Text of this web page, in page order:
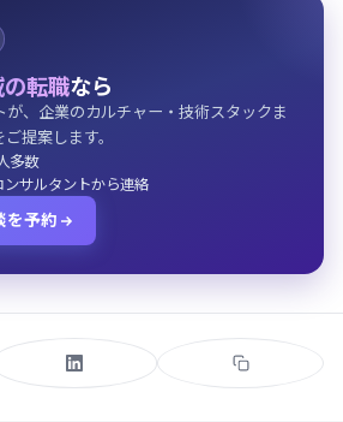
転職なら
が、企業のカルチャー・技術スタックま
提案します。
多数
サルタントから連絡
を予約